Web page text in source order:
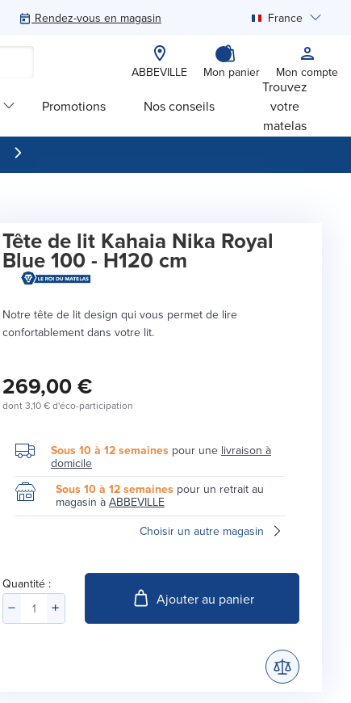
Rendez-vous en magasin France
ABBEVILLE Mon panier Mon compte
Promotions Nos conseils
Trouvez
votre
matelas
Tête de lit Kahaia Nika Royal
Blue 100 - H120 cm
Notre tête de lit design qui vous permet de lire
confortablement dans votre lit.
269,00 €
dont3,10 €d'éco-participation
Sous 10 à 12 semaines pour une livraison à
domicile
Sous 10 à 12 semaines pour un retrait au
magasin à ABBEVILLE
Choisir un autre magasin
Quantité :
Ajouter au panier